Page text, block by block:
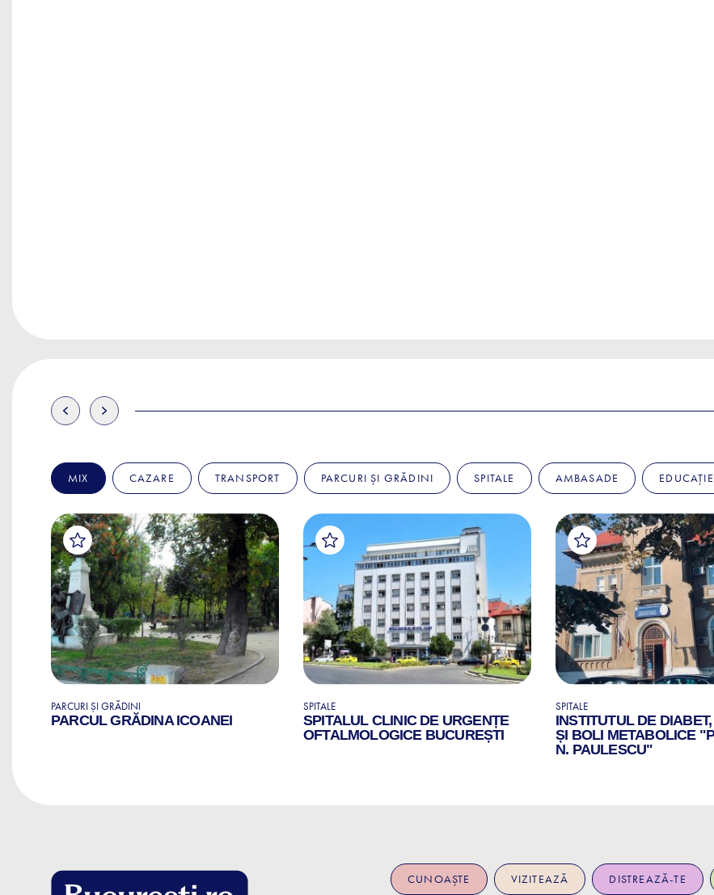
MIX CAZARE TRANSPORT PARCURI ȘI GRĂDINI SPITALE AMBASADE EDUCAȚIE
PARCURI ȘI GRĂDINI
PARCUL GRĂDINA ICOANEI
SPITALE
SPITALUL CLINIC DE URGENȚE
OFTALMOLOGICE BUCUREȘTI
SPITALE
INSTITUTUL DE
ȘI BOLI METABOLICE
N. PAULESCU"
CUNOAȘTE VIZITEAZĂ DISTREAZĂ-TE